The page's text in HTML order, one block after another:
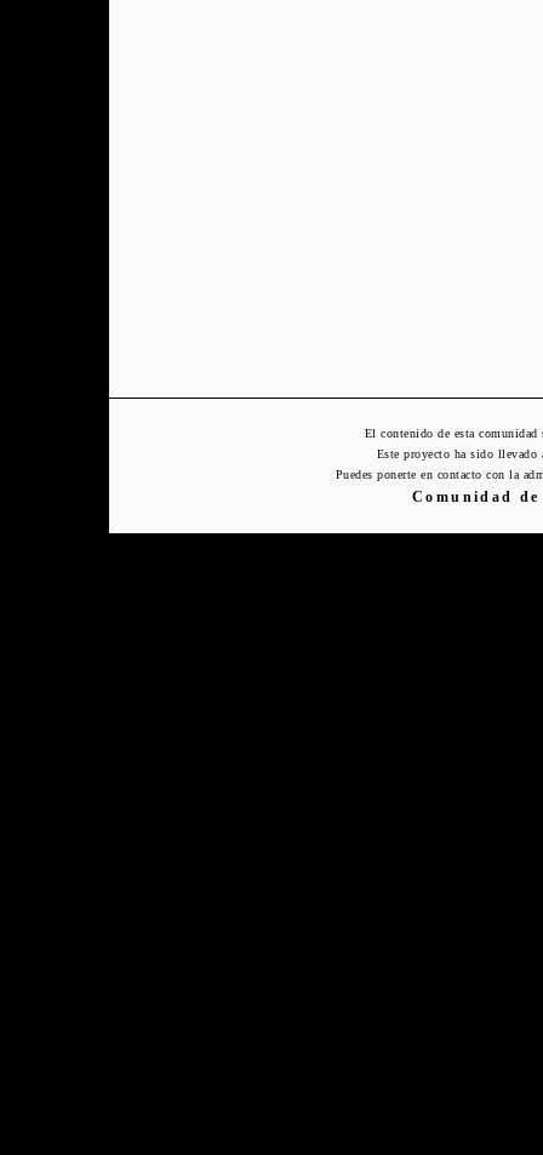
El contenido de esta
Este proyecto ha sido
Puedes ponerte en contacto con la
Comunidad